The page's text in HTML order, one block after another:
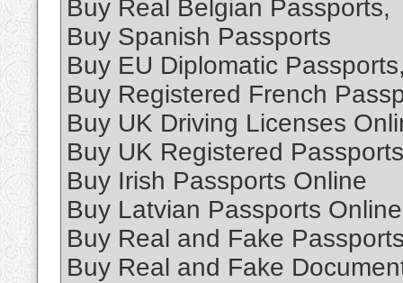
Buy Real Belgian Passports,
Buy Spanish Passports
Buy EU Diplomatic
Buy Registered French
Buy UK Driving Licenses
Buy UK Registered Passports
Buy Irish Passports Online
Buy Latvian Passports Online
Buy Real and Fake
Buy Real and Fake